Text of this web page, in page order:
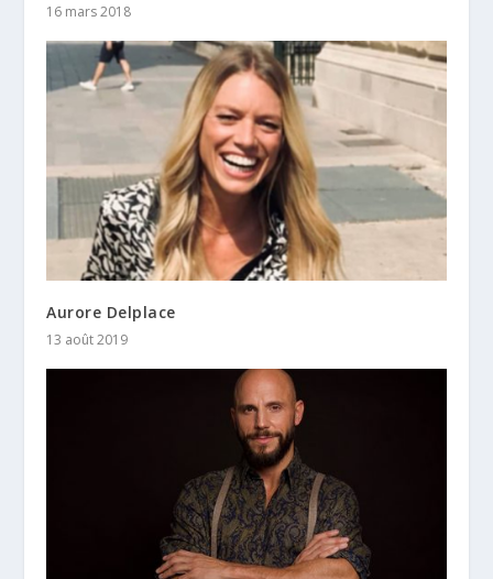
16 mars 2018
Aurore Delplace
13 août 2019